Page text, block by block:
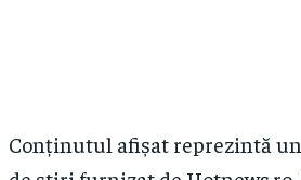
Conținutul afișat reprezintă